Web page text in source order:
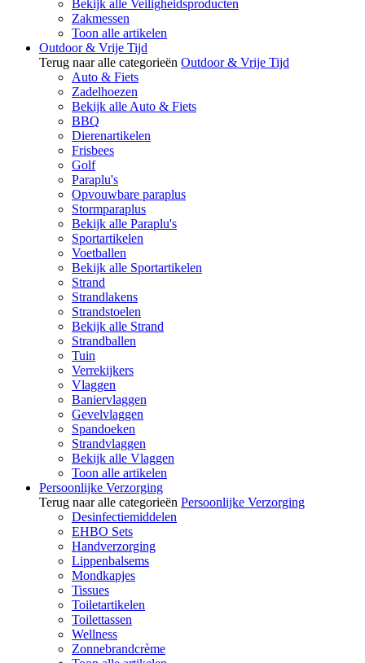
Bekijk alle Veiligheidsproducten
Zakmessen
Toon alle artikelen
Outdoor & Vrije Tijd
Terug naar alle categorieën Outdoor & Vrije Tijd
Auto & Fiets
Zadelhoezen
Bekijk alle Auto & Fiets
BBQ
Dierenartikelen
Frisbees
Golf
Paraplu's
Opvouwbare paraplus
Stormparaplus
Bekijk alle Paraplu's
Sportartikelen
Voetballen
Bekijk alle Sportartikelen
Strand
Strandlakens
Strandstoelen
Bekijk alle Strand
Strandballen
Tuin
Verrekijkers
Vlaggen
Baniervlaggen
Gevelvlaggen
Spandoeken
Strandvlaggen
Bekijk alle Vlaggen
Toon alle artikelen
Persoonlijke Verzorging
Terug naar alle categorieën Persoonlijke Verzorging
Desinfectiemiddelen
EHBO Sets
Handverzorging
Lippenbalsems
Mondkapjes
Tissues
Toiletartikelen
Toilettassen
Wellness
Zonnebrandcrème